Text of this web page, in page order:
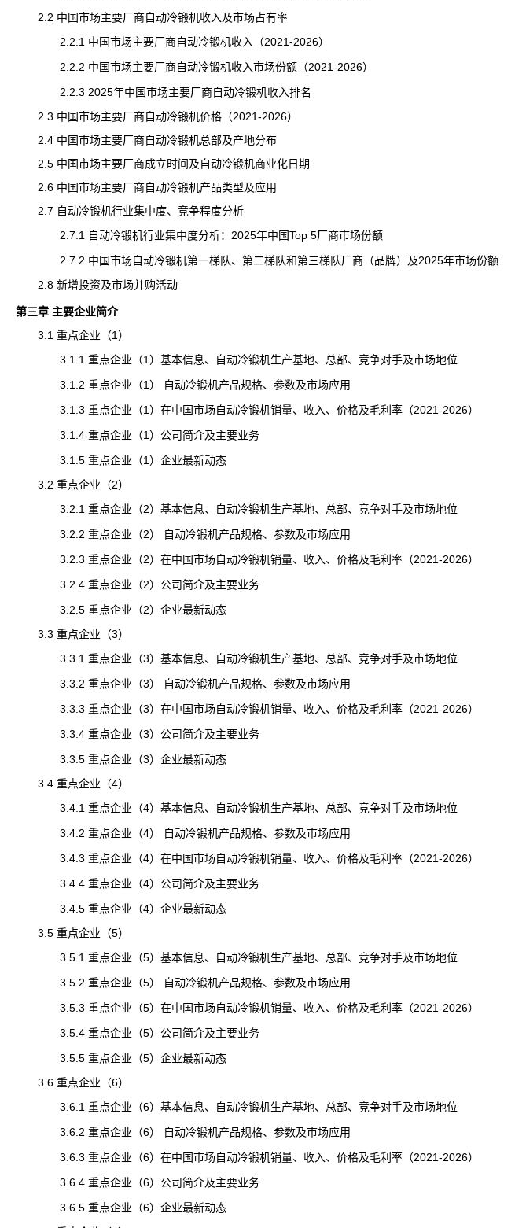
2.2 中国市场主要厂商自动冷锻机收入及市场占有率
2.2.1 中国市场主要厂商自动冷锻机收入（2021-2026）
2.2.2 中国市场主要厂商自动冷锻机收入市场份额（2021-2026）
2.2.3 2025年中国市场主要厂商自动冷锻机收入排名
2.3 中国市场主要厂商自动冷锻机价格（2021-2026）
2.4 中国市场主要厂商自动冷锻机总部及产地分布
2.5 中国市场主要厂商成立时间及自动冷锻机商业化日期
2.6 中国市场主要厂商自动冷锻机产品类型及应用
2.7 自动冷锻机行业集中度、竞争程度分析
2.7.1 自动冷锻机行业集中度分析：2025年中国Top 5厂商市场份额
2.7.2 中国市场自动冷锻机第一梯队、第二梯队和第三梯队厂商（品牌）及2025年市场份额
2.8 新增投资及市场并购活动
第三章 主要企业简介
3.1 重点企业（1）
3.1.1 重点企业（1）基本信息、自动冷锻机生产基地、总部、竞争对手及市场地位
3.1.2 重点企业（1） 自动冷锻机产品规格、参数及市场应用
3.1.3 重点企业（1）在中国市场自动冷锻机销量、收入、价格及毛利率（2021-2026）
3.1.4 重点企业（1）公司简介及主要业务
3.1.5 重点企业（1）企业最新动态
3.2 重点企业（2）
3.2.1 重点企业（2）基本信息、自动冷锻机生产基地、总部、竞争对手及市场地位
3.2.2 重点企业（2） 自动冷锻机产品规格、参数及市场应用
3.2.3 重点企业（2）在中国市场自动冷锻机销量、收入、价格及毛利率（2021-2026）
3.2.4 重点企业（2）公司简介及主要业务
3.2.5 重点企业（2）企业最新动态
3.3 重点企业（3）
3.3.1 重点企业（3）基本信息、自动冷锻机生产基地、总部、竞争对手及市场地位
3.3.2 重点企业（3） 自动冷锻机产品规格、参数及市场应用
3.3.3 重点企业（3）在中国市场自动冷锻机销量、收入、价格及毛利率（2021-2026）
3.3.4 重点企业（3）公司简介及主要业务
3.3.5 重点企业（3）企业最新动态
3.4 重点企业（4）
3.4.1 重点企业（4）基本信息、自动冷锻机生产基地、总部、竞争对手及市场地位
3.4.2 重点企业（4） 自动冷锻机产品规格、参数及市场应用
3.4.3 重点企业（4）在中国市场自动冷锻机销量、收入、价格及毛利率（2021-2026）
3.4.4 重点企业（4）公司简介及主要业务
3.4.5 重点企业（4）企业最新动态
3.5 重点企业（5）
3.5.1 重点企业（5）基本信息、自动冷锻机生产基地、总部、竞争对手及市场地位
3.5.2 重点企业（5） 自动冷锻机产品规格、参数及市场应用
3.5.3 重点企业（5）在中国市场自动冷锻机销量、收入、价格及毛利率（2021-2026）
3.5.4 重点企业（5）公司简介及主要业务
3.5.5 重点企业（5）企业最新动态
3.6 重点企业（6）
3.6.1 重点企业（6）基本信息、自动冷锻机生产基地、总部、竞争对手及市场地位
3.6.2 重点企业（6） 自动冷锻机产品规格、参数及市场应用
3.6.3 重点企业（6）在中国市场自动冷锻机销量、收入、价格及毛利率（2021-2026）
3.6.4 重点企业（6）公司简介及主要业务
3.6.5 重点企业（6）企业最新动态